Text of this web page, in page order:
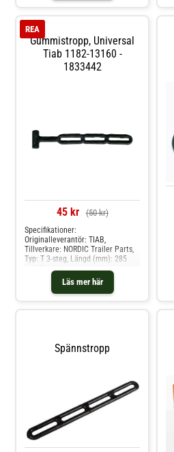
Gummistropp, Universal
Tiab 1182-13160 -
1833442
REA
45 kr (50 kr)
Läs mer här
Specifikationer:
Originalleverantör: TIAB,
Tillverkare: NORDIC Trailer Parts,
Typ: T 3-steg, Längd (mm): 285
mm Produkten passar dessa
bilmodelle: universal
Spännstropp